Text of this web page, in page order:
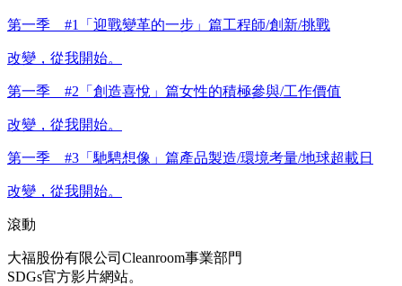
第一季 #1「迎戰變革的一步」篇工程師/創新/挑戰
改變，從我開始。
第一季 #2「創造喜悅」篇女性的積極參與/工作價值
改變，從我開始。
第一季 #3「馳騁想像」篇產品製造/環境考量/地球超載日
改變，從我開始。
滾動
大福股份有限公司Cleanroom事業部門
SDGs官方影片網站。